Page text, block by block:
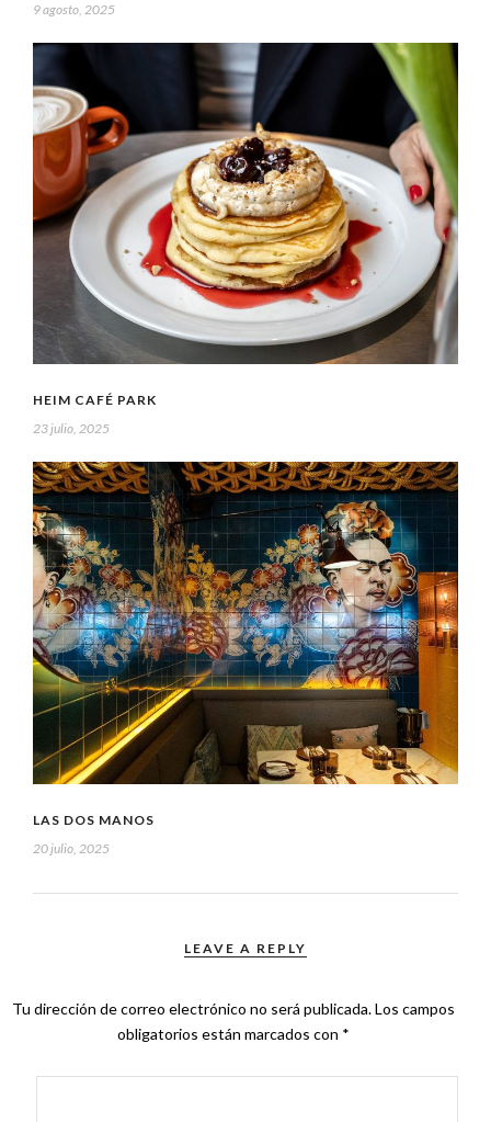
9 agosto, 2025
HEIM CAFÉ PARK
23 julio, 2025
LAS DOS MANOS
20 julio, 2025
LEAVE A REPLY
Tu dirección de correo electrónico no será publicada.Los campos
obligatorios están marcados con *